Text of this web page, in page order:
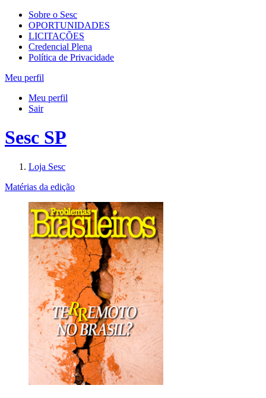
Sobre o Sesc
OPORTUNIDADES
LICITAÇÕES
Credencial Plena
Política de Privacidade
Meu perfil
Meu perfil
Sair
Sesc SP
Loja Sesc
Matérias da edição